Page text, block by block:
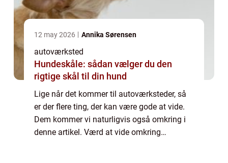
12 may 2026 Annika Sørensen
autoværksted
Hundeskåle: sådan vælger du den
rigtige skål til din hund
Lige når det kommer til autoværksteder, så
er der flere ting, der kan være gode at vide.
Dem kommer vi naturligvis også omkring i
denne artikel. Værd at vide omkring